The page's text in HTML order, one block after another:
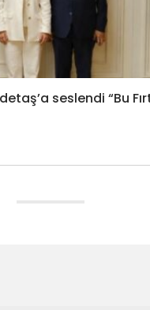
seslendi “Bu